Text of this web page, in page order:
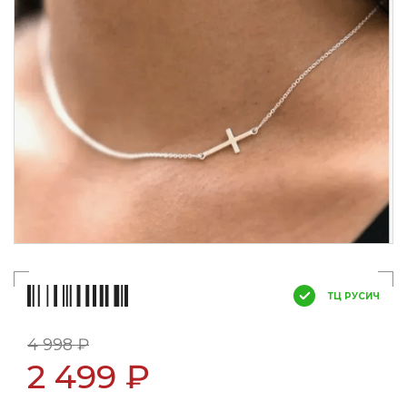
ТЦ РУСИЧ
4 998 ₽
2 499 ₽